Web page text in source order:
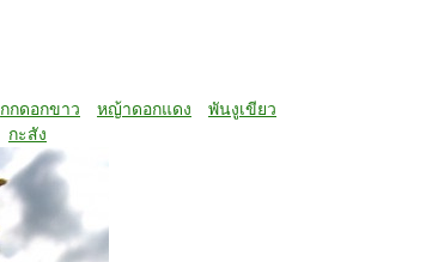
กกดอกขาว หญ้าดอกแดง
พันงูเขียว
กะสัง